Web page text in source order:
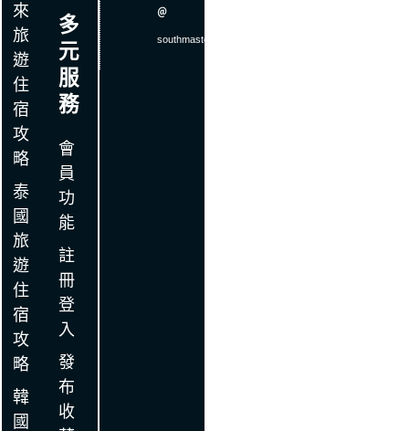
來
旅
遊
住
宿
攻
略
泰
國
旅
遊
住
宿
攻
略
韓
國
多
元
服
務
會
員
功
能
註
冊
登
入
發
布
收
＠
southmaster